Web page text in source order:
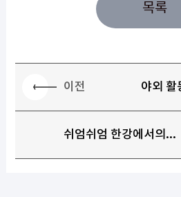
목록
이전 야외 활
쉬엄쉬엄 한강에서의...